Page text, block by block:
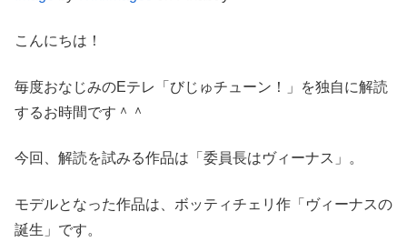
こんにちは！
毎度おなじみのEテレ「びじゅチューン！」を独自に解読
するお時間です＾＾
今回、解読を試みる作品は「委員長はヴィーナス」。
モデルとなった作品は、ボッティチェリ作「ヴィーナスの
誕生」です。